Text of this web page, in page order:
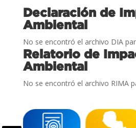
Declaración de
Ambiental
No se encontró el archivo DIA
Relatorio de
Ambiental
No se encontró el archivo RIMA